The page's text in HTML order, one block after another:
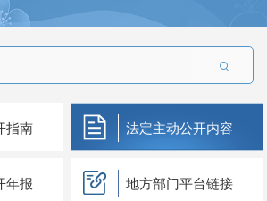

指南 法定主动公开内容
年报 地方部门平台链接